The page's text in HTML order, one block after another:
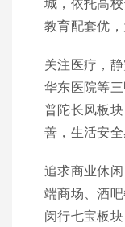
教育配套优，
关注医疗，
华东医院等
普陀长风板
善，生活安全
追求商业休
端商场、酒
闵行七宝板